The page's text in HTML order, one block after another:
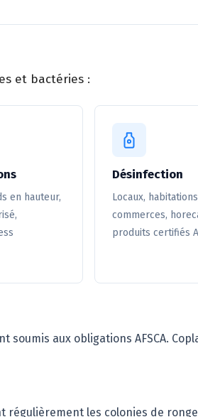
et bactéries :
en hauteur,
Désinfection
Locaux,
commerces,
produits certifiés
aux obligations AFSCA.
régulièrement les colonies de